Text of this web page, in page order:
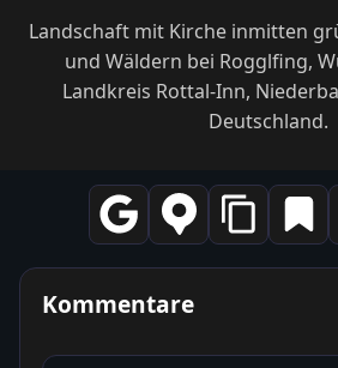
Landschaft mit Kirche inmitten
und Wäldern bei Rogglfing,
Landkreis Rottal-Inn,
Deutschland.
Kommentare